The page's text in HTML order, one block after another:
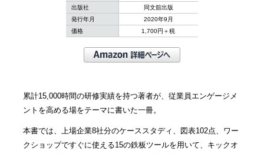
出版社
同文舘出版
発行年月
2020年9月
価格
1,700円＋税
累計15,000時間の研修実績を持つ著者が、従業員エンゲージメ
ントを高める場をテーマに書いた一冊。
本書では、上場企業8社分のケーススタディ、図表102点、ワー
クショップですぐに使える15の鉄板ツールを用いて、キックオ